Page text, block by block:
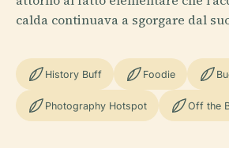
calda continuava a sgorgare dal
History Buff Foodie
Photography Hotspot Off the